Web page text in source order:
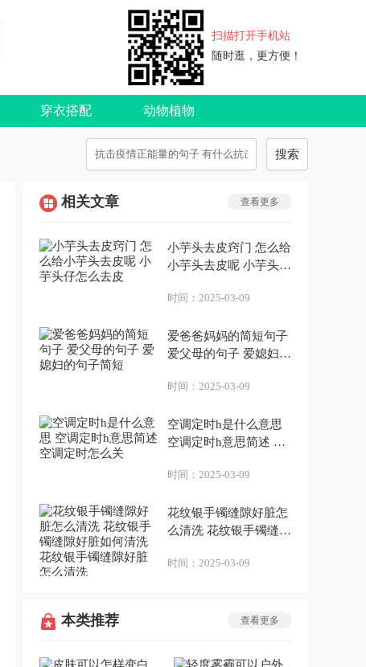
扫描打开手机站
随时逛，更方便！
穿衣搭配 动物植物
搜索
相关文章 查看更多
小芋头去皮窍门 怎么给
小芋头去皮呢 小芋头仔
时间： 2025-03-09
爱爸爸妈妈的简短句子
爱父母的句子 爱媳妇的
时间： 2025-03-09
空调定时h是什么意思
空调定时h意思简述 空
时间： 2025-03-09
花纹银手镯缝隙好脏怎
么清洗 花纹银手镯缝隙
镯缝隙好脏怎么清洗
时间： 2025-03-09
本类推荐 查看更多